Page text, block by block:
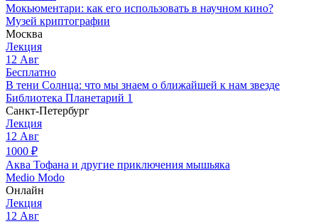
Мокьюментари: как его использовать в научном кино?
Музей криптографии
Москва
Лекция
12 Авг
Бесплатно
В тени Солнца: что мы знаем о ближайшей к нам звезде
Библиотека Планетарий 1
Санкт-Петербург
Лекция
12 Авг
1000 ₽
Аква Тофана и другие приключения мышьяка
Medio Modo
Онлайн
Лекция
12 Авг